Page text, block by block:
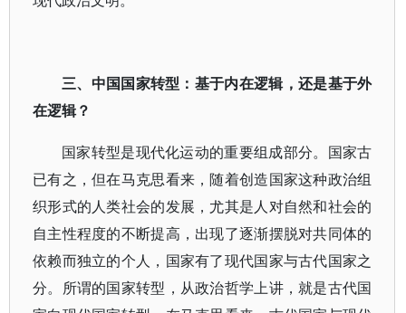
三、中国国家转型：基于内在逻辑，还是基于外
在逻辑？
国家转型是现代化运动的重要组成部分。国家古
已有之，但在马克思看来，随着创造国家这种政治组
织形式的人类社会的发展，尤其是人对自然和社会的
自主性程度的不断提高，出现了逐渐摆脱对共同体的
依赖而独立的个人，国家有了现代国家与古代国家之
分。所谓的国家转型，从政治哲学上讲，就是古代国